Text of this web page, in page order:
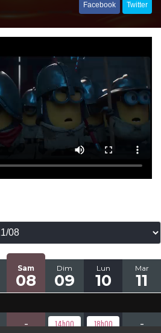
Facebook Twitter
Sam
08
Dim
09
Lun
10
Mar
11
- 14h00 18h00 -